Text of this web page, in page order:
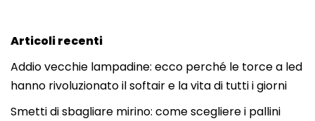
Articoli recenti
Addio vecchie lampadine: ecco perché le torce a led
hanno rivoluzionato il softair e la vita di tutti i giorni
Smetti di sbagliare mirino: come scegliere i pallini